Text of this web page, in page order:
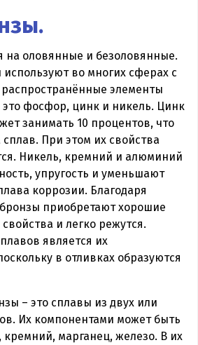
на оловянные и безоловянные.
во многих сферах с
элементы
фосфор, цинк и никель. Цинк
занимать 10 процентов, что
При этом их свойства
Никель, кремний и алюминий
упругость и уменьшают
коррозии. Благодаря
приобретают хорошие
и легко режутся.
является их
в отливках образуются
– это сплавы из двух или
Их компонентами может быть
марганец, железо. В их